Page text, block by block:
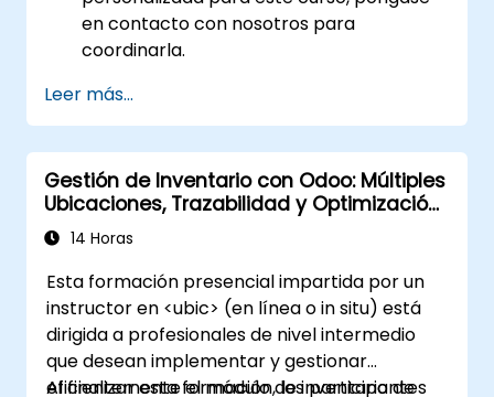
en contacto con nosotros para
coordinarla.
Leer más...
Gestión de Inventario con Odoo: Múltiples
Ubicaciones, Trazabilidad y Optimización
Logística
14 Horas
Esta formación presencial impartida por un
instructor en <ubic> (en línea o in situ) está
dirigida a profesionales de nivel intermedio
que desean implementar y gestionar
eficientemente el módulo de inventario de
Al finalizar esta formación, los participantes